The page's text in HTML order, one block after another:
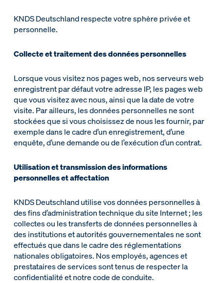
KNDS Deutschland respecte votre sphère privée et
personnelle.
Collecte et traitement des données personnelles
Lorsque vous visitez nos pages web, nos serveurs web
enregistrent par défaut votre adresse IP, les pages web
que vous visitez avec nous, ainsi que la date de votre
visite. Par ailleurs, les données personnelles ne sont
stockées que si vous choisissez de nous les fournir, par
exemple dans le cadre d’un enregistrement, d’une
enquête, d’une demande ou de l’exécution d’un contrat.
Utilisation et transmission des informations
personnelles et affectation
KNDS Deutschland utilise vos données personnelles à
des fins d’administration technique du site Internet ; les
collectes ou les transferts de données personnelles à
des institutions et autorités gouvernementales ne sont
effectués que dans le cadre des réglementations
nationales obligatoires. Nos employés, agences et
prestataires de services sont tenus de respecter la
confidentialité et notre code de conduite.